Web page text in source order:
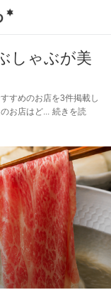
しゃぶが美
すめのお店を3件掲載し
お店はど
続きを読